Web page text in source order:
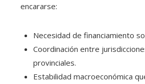
encararse:
Necesidad de financiamiento
Coordinación entre
provinciales.
Estabilidad macroeconómica